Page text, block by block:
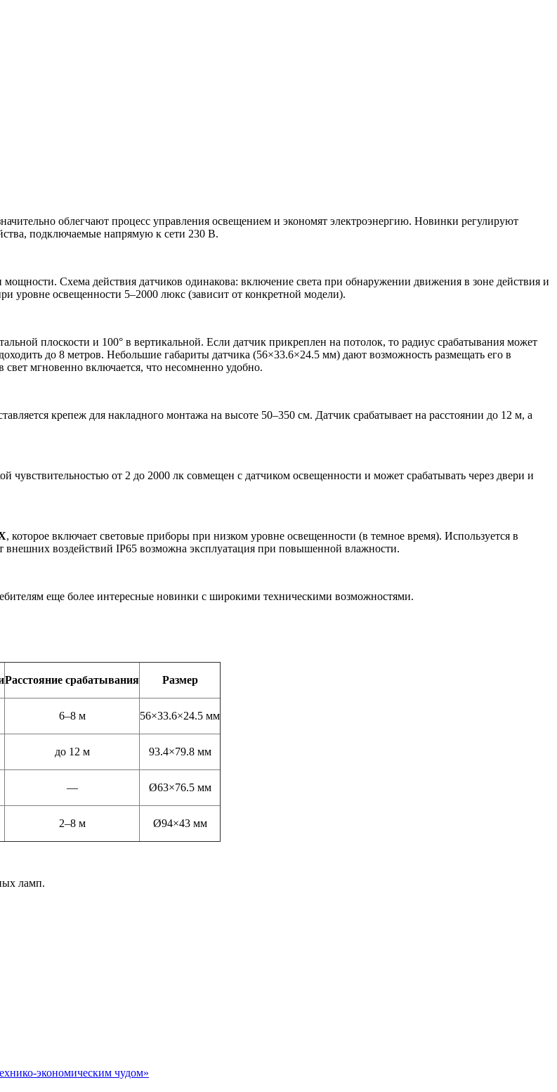
облегчают процесс управления освещением и экономят электроэнергию. Новинки регулируют
подключаемые напрямую к сети 230 В.
Схема действия датчиков одинакова: включение света при обнаружении движения в зоне действия и
уровне освещенности 5–2000 люкс (зависит от конкретной модели).
плоскости и 100° в вертикальной. Если датчик прикреплен на потолок, то радиус срабатывания может
до 8 метров. Небольшие габариты датчика (56×33.6×24.5 мм) дают возможность размещать его в
мгновенно включается, что несомненно удобно.
крепеж для накладного монтажа на высоте 50–350 см. Датчик срабатывает на расстоянии до 12 м, а
чувствительностью от 2 до 2000 лк совмещен с датчиком освещенности и может срабатывать через двери и
, которое включает световые приборы при низком уровне освещенности (в темное время). Используется в
воздействий IP65 возможна эксплуатация при повышенной влажности.
еще более интересные новинки с широкими техническими возможностями.
Расстояние срабатывания Размер
6–8 м 56×33.6×24.5 мм
до 12 м 93.4×79.8 мм
— Ø63×76.5 мм
2–8 м Ø94×43 мм
ламп.
экономическим чудом»